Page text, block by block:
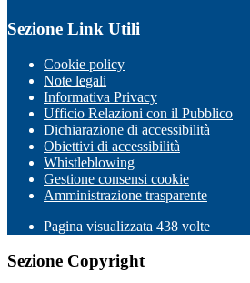
Sezione Link Utili
Cookie policy
Note legali
Informativa Privacy
Ufficio Relazioni con il Pubblico
Dichiarazione di accessibilità
Obiettivi di accessibilità
Whistleblowing
Gestione consensi cookie
Amministrazione trasparente
Pagina visualizzata 438 volte
Sezione Copyright